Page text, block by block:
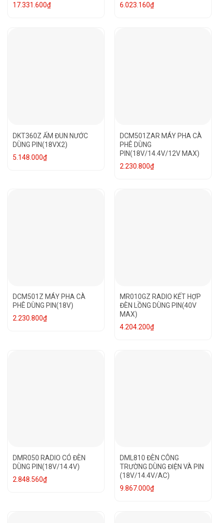
17.331.600₫
6.023.160₫
DKT360Z ẤM ĐUN NƯỚC
DÙNG PIN(18VX2)
5.148.000₫
DCM501ZAR MÁY PHA CÀ
PHÊ DÙNG
PIN(18V/14.4V/12V MAX)
2.230.800₫
DCM501Z MÁY PHA CÀ
PHÊ DÙNG PIN(18V)
2.230.800₫
MR010GZ RADIO KẾT HỢP
ĐÈN LỒNG DÙNG PIN(40V
MAX)
4.204.200₫
DMR050 RADIO CÓ ĐÈN
DÙNG PIN(18V/14.4V)
2.848.560₫
DML810 ĐÈN CÔNG
TRƯỜNG DÙNG ĐIỆN VÀ PIN
(18V/14.4V/AC)
9.867.000₫